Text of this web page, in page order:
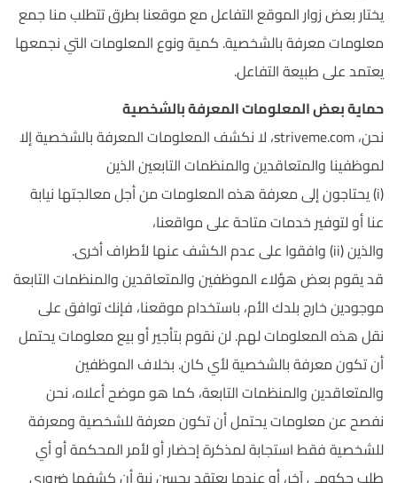
يختار بعض زوار الموقع التفاعل مع موقعنا بطرق تتطلب منا جمع
معلومات معرفة بالشخصية. كمية ونوع المعلومات التي نجمعها
يعتمد على طبيعة التفاعل.
حماية بعض المعلومات المعرفة بالشخصية
نحن، striveme.com، لا نكشف المعلومات المعرفة بالشخصية إلا
لموظفينا والمتعاقدين والمنظمات التابعين الذين
(i) يحتاجون إلى معرفة هذه المعلومات من أجل معالجتها نيابة
عنا أو لتوفير خدمات متاحة على مواقعنا،
والذين (ii) وافقوا على عدم الكشف عنها لأطراف أخرى.
قد يقوم بعض هؤلاء الموظفين والمتعاقدين والمنظمات التابعة
موجودين خارج بلدك الأم، باستخدام موقعنا، فإنك توافق على
نقل هذه المعلومات لهم. لن نقوم بتأجير أو بيع معلومات يحتمل
أن تكون معرفة بالشخصية لأي كان. بخلاف الموظفين
والمتعاقدين والمنظمات التابعة، كما هو موضح أعلاه، نحن
نفصح عن معلومات يحتمل أن تكون معرفة للشخصية ومعرفة
للشخصية فقط استجابة لمذكرة إحضار أو لأمر المحكمة أو أي
طلب حكومي آخر، أو عندما يعتقد بحسن نية أن كشفها ضروري